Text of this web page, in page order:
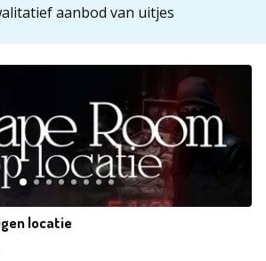
aanbod van uitjes
locatie